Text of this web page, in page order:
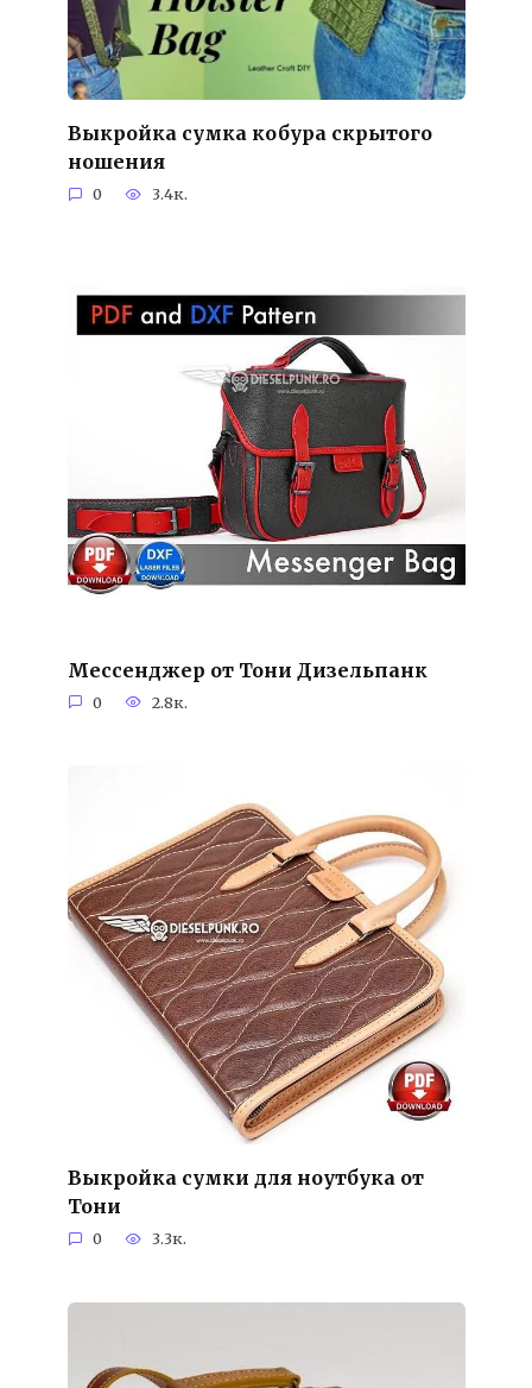
Выкройка сумка кобура скрытого
ношения
0 3.4к.
Мессенджер от Тони Дизельпанк
0 2.8к.
Выкройка сумки для ноутбука от
Тони
0 3.3к.